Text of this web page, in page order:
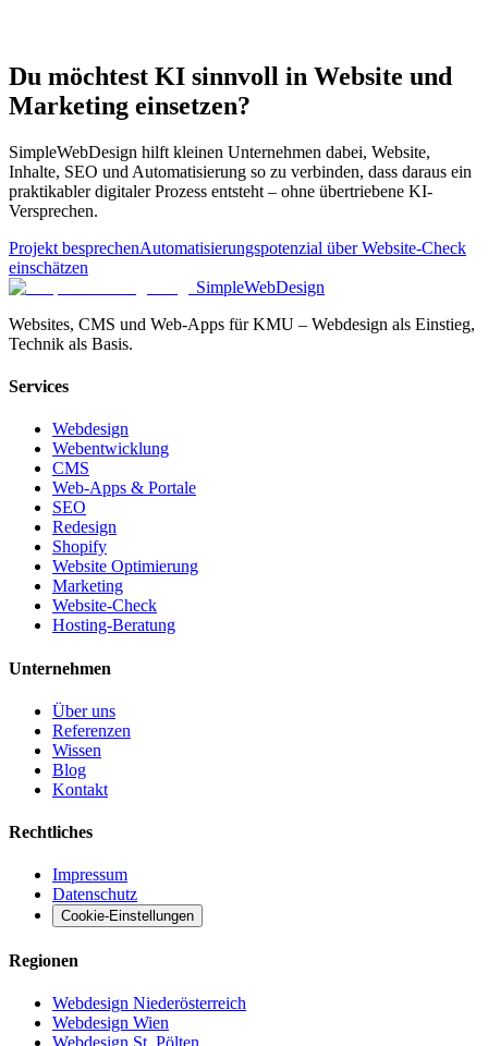
Du möchtest KI sinnvoll in Website und
Marketing einsetzen?
SimpleWebDesign hilft kleinen Unternehmen dabei, Website,
Inhalte, SEO und Automatisierung so zu verbinden, dass daraus ein
praktikabler digitaler Prozess entsteht – ohne übertriebene KI-
Versprechen.
Projekt besprechenAutomatisierungspotenzial über Website-Check
einschätzen
SimpleWebDesign
Websites, CMS und Web-Apps für KMU – Webdesign als Einstieg,
Technik als Basis.
Services
Webdesign
Webentwicklung
CMS
Web-Apps & Portale
SEO
Redesign
Shopify
Website Optimierung
Marketing
Website-Check
Hosting-Beratung
Unternehmen
Über uns
Referenzen
Wissen
Blog
Kontakt
Rechtliches
Impressum
Datenschutz
Cookie-Einstellungen
Regionen
Webdesign Niederösterreich
Webdesign Wien
Webdesign St. Pölten